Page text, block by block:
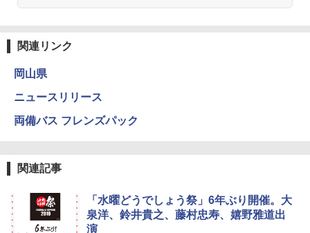
関連リンク
岡山県
ニュースリリース
両備バス フレンズパック
関連記事
「水曜どうでしょう祭」6年ぶり開催。大
泉洋、鈴井貴之、藤村忠寿、嬉野雅道出
演